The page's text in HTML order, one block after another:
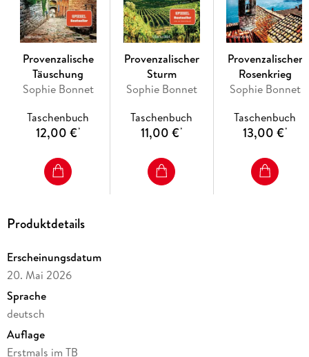
»Niemand verbindet Genuss und Verbrechen so harmonisch
wie Sophie Bonnet in ihren Provence-Krimis. «Hamburger
Morgenpost
Lesen Sie auch weitere Romane der hoch spannenden »Pierre
Durand«-Reihe!
Alle Bände sind eigenständige Fälle und können unabhängig
voneinander gelesen werden.
Provenzalische
Täuschung
Sophie Bonnet
Taschenbuch
12,00 €*
Provenzalischer
Sturm
Sophie Bonnet
Taschenbuch
11,00 €*
Provenzalischer
Rosenkrieg
Sophie Bonnet
Taschenbuch
13,00 €*
Produktdetails
Erscheinungsdatum
20. Mai 2026
Sprache
deutsch
Auflage
Erstmals im TB